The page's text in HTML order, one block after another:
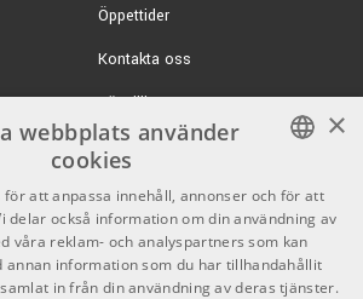
1073275
1081138
K Sweet
1055629
28924 kr/st
Öppettider
Kontakta oss
Köpvillkor
Butiken
Varumärken
GDPR & Cookies
SWEDISH
ENGLISH
×
webbplats använder
cookies
för att anpassa innehåll, annonser och för att
delar också information om din användning av
våra reklam- och analyspartners som kan
annan information som du har tillhandahållit
in från din användning av deras tjänster.